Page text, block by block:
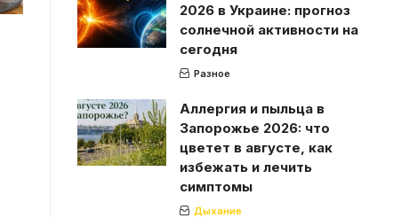
2026 в Украине: прогноз
солнечной активности на
сегодня
Разное
Аллергия и пыльца в
Запорожье 2026: что
цветет в августе, как
избежать и лечить
симптомы
Дыхание